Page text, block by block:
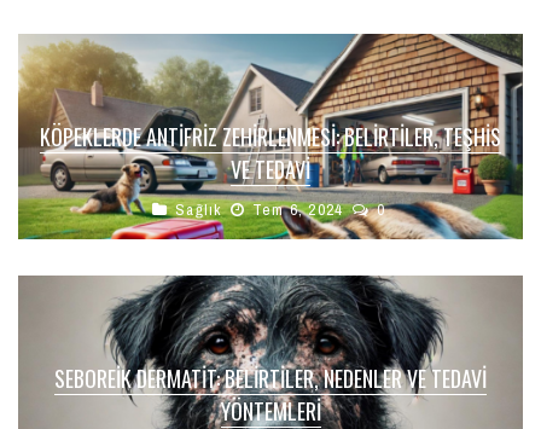
KÖPEKLERDE ANTIFRIZ ZEHIRLENMESI: BELIRTILER, TEŞHIS
VE TEDAVI
Sağlık Tem 6, 2024 0
SEBOREIK DERMATIT: BELIRTILER, NEDENLER VE TEDAVI
YÖNTEMLERI